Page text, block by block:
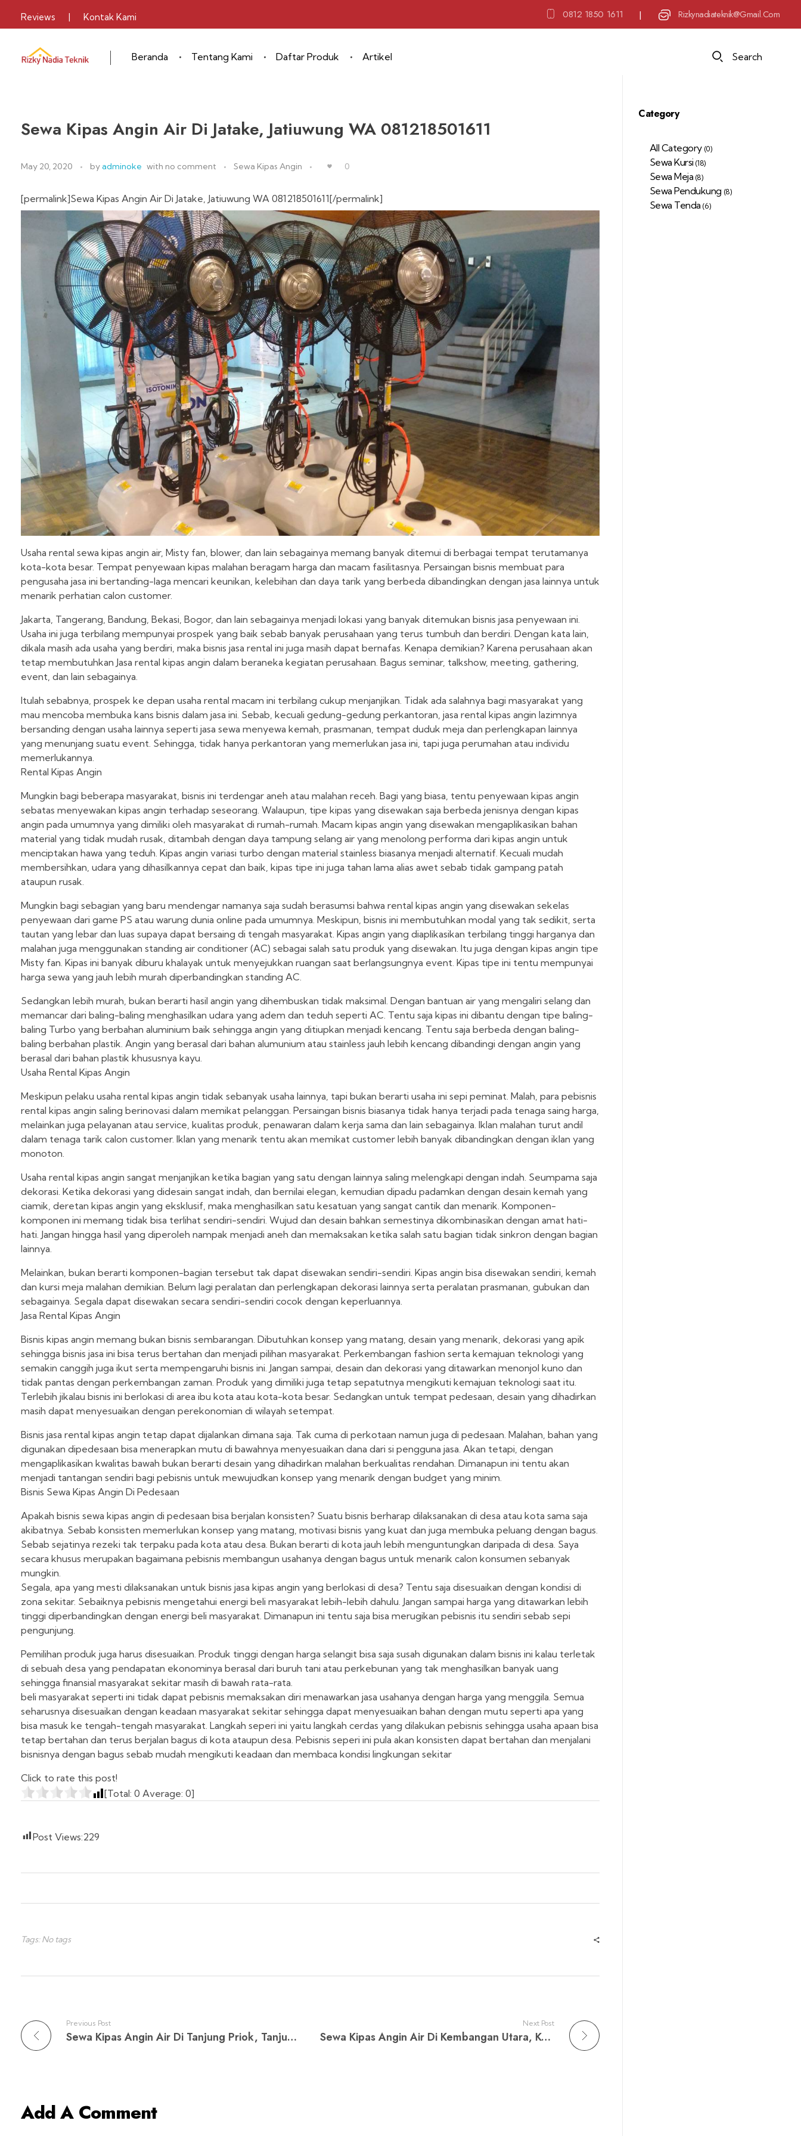
Reviews | Kontak Kami 0812 1850 1611 | Rizkynadiateknik@gmail.com
Beranda Tentang Kami Daftar Produk Artikel Search
Sewa Kipas Angin Air Di Jatake, Jatiuwung WA 081218501611
May 20, 2020 byadminoke with no comment Sewa Kipas Angin 0
[permalink]Sewa Kipas Angin Air Di Jatake, Jatiuwung WA 081218501611[/permalink]
Usaha rental sewa kipas angin air, Misty fan, blower, dan lain sebagainya memang banyak ditemui di berbagai tempat terutamanya
kota-kota besar. Tempat penyewaan kipas malahan beragam harga dan macam fasilitasnya. Persaingan bisnis membuat para
pengusaha jasa ini bertanding-laga mencari keunikan, kelebihan dan daya tarik yang berbeda dibandingkan dengan jasa lainnya untuk
menarik perhatian calon customer.
Jakarta, Tangerang, Bandung, Bekasi, Bogor, dan lain sebagainya menjadi lokasi yang banyak ditemukan bisnis jasa penyewaan ini.
Usaha ini juga terbilang mempunyai prospek yang baik sebab banyak perusahaan yang terus tumbuh dan berdiri. Dengan kata lain,
dikala masih ada usaha yang berdiri, maka bisnis jasa rental ini juga masih dapat bernafas. Kenapa demikian? Karena perusahaan akan
tetap membutuhkan Jasa rental kipas angin dalam beraneka kegiatan perusahaan. Bagus seminar, talkshow, meeting, gathering,
event, dan lain sebagainya.
Itulah sebabnya, prospek ke depan usaha rental macam ini terbilang cukup menjanjikan. Tidak ada salahnya bagi masyarakat yang
mau mencoba membuka kans bisnis dalam jasa ini. Sebab, kecuali gedung-gedung perkantoran, jasa rental kipas angin lazimnya
bersanding dengan usaha lainnya seperti jasa sewa menyewa kemah, prasmanan, tempat duduk meja dan perlengkapan lainnya
yang menunjang suatu event. Sehingga, tidak hanya perkantoran yang memerlukan jasa ini, tapi juga perumahan atau individu
memerlukannya.
Rental Kipas Angin
Mungkin bagi beberapa masyarakat, bisnis ini terdengar aneh atau malahan receh. Bagi yang biasa, tentu penyewaan kipas angin
sebatas menyewakan kipas angin terhadap seseorang. Walaupun, tipe kipas yang disewakan saja berbeda jenisnya dengan kipas
angin pada umumnya yang dimiliki oleh masyarakat di rumah-rumah. Macam kipas angin yang disewakan mengaplikasikan bahan
material yang tidak mudah rusak, ditambah dengan daya tampung selang air yang menolong performa dari kipas angin untuk
menciptakan hawa yang teduh. Kipas angin variasi turbo dengan material stainless biasanya menjadi alternatif. Kecuali mudah
membersihkan, udara yang dihasilkannya cepat dan baik, kipas tipe ini juga tahan lama alias awet sebab tidak gampang patah
ataupun rusak.
Mungkin bagi sebagian yang baru mendengar namanya saja sudah berasumsi bahwa rental kipas angin yang disewakan sekelas
penyewaan dari game PS atau warung dunia online pada umumnya. Meskipun, bisnis ini membutuhkan modal yang tak sedikit, serta
tautan yang lebar dan luas supaya dapat bersaing di tengah masyarakat. Kipas angin yang diaplikasikan terbilang tinggi harganya dan
malahan juga menggunakan standing air conditioner (AC) sebagai salah satu produk yang disewakan. Itu juga dengan kipas angin tipe
Misty fan. Kipas ini banyak diburu khalayak untuk menyejukkan ruangan saat berlangsungnya event. Kipas tipe ini tentu mempunyai
harga sewa yang jauh lebih murah diperbandingkan standing AC.
Sedangkan lebih murah, bukan berarti hasil angin yang dihembuskan tidak maksimal. Dengan bantuan air yang mengaliri selang dan
memancar dari baling-baling menghasilkan udara yang adem dan teduh seperti AC. Tentu saja kipas ini dibantu dengan tipe baling-
baling Turbo yang berbahan aluminium baik sehingga angin yang ditiupkan menjadi kencang. Tentu saja berbeda dengan baling-
baling berbahan plastik. Angin yang berasal dari bahan alumunium atau stainless jauh lebih kencang dibandingi dengan angin yang
berasal dari bahan plastik khususnya kayu.
Usaha Rental Kipas Angin
Meskipun pelaku usaha rental kipas angin tidak sebanyak usaha lainnya, tapi bukan berarti usaha ini sepi peminat. Malah, para pebisnis
rental kipas angin saling berinovasi dalam memikat pelanggan. Persaingan bisnis biasanya tidak hanya terjadi pada tenaga saing harga,
melainkan juga pelayanan atau service, kualitas produk, penawaran dalam kerja sama dan lain sebagainya. Iklan malahan turut andil
dalam tenaga tarik calon customer. Iklan yang menarik tentu akan memikat customer lebih banyak dibandingkan dengan iklan yang
monoton.
Usaha rental kipas angin sangat menjanjikan ketika bagian yang satu dengan lainnya saling melengkapi dengan indah. Seumpama saja
dekorasi. Ketika dekorasi yang didesain sangat indah, dan bernilai elegan, kemudian dipadu padamkan dengan desain kemah yang
ciamik, deretan kipas angin yang eksklusif, maka menghasilkan satu kesatuan yang sangat cantik dan menarik. Komponen-
komponen ini memang tidak bisa terlihat sendiri-sendiri. Wujud dan desain bahkan semestinya dikombinasikan dengan amat hati-
hati. Jangan hingga hasil yang diperoleh nampak menjadi aneh dan memaksakan ketika salah satu bagian tidak sinkron dengan bagian
lainnya.
Melainkan, bukan berarti komponen-bagian tersebut tak dapat disewakan sendiri-sendiri. Kipas angin bisa disewakan sendiri, kemah
dan kursi meja malahan demikian. Belum lagi peralatan dan perlengkapan dekorasi lainnya serta peralatan prasmanan, gubukan dan
sebagainya. Segala dapat disewakan secara sendiri-sendiri cocok dengan keperluannya.
Jasa Rental Kipas Angin
Bisnis kipas angin memang bukan bisnis sembarangan. Dibutuhkan konsep yang matang, desain yang menarik, dekorasi yang apik
sehingga bisnis jasa ini bisa terus bertahan dan menjadi pilihan masyarakat. Perkembangan fashion serta kemajuan teknologi yang
semakin canggih juga ikut serta mempengaruhi bisnis ini. Jangan sampai, desain dan dekorasi yang ditawarkan menonjol kuno dan
tidak pantas dengan perkembangan zaman. Produk yang dimiliki juga tetap sepatutnya mengikuti kemajuan teknologi saat itu.
Terlebih jikalau bisnis ini berlokasi di area ibu kota atau kota-kota besar. Sedangkan untuk tempat pedesaan, desain yang dihadirkan
masih dapat menyesuaikan dengan perekonomian di wilayah setempat.
Bisnis jasa rental kipas angin tetap dapat dijalankan dimana saja. Tak cuma di perkotaan namun juga di pedesaan. Malahan, bahan yang
digunakan dipedesaan bisa menerapkan mutu di bawahnya menyesuaikan dana dari si pengguna jasa. Akan tetapi, dengan
mengaplikasikan kwalitas bawah bukan berarti desain yang dihadirkan malahan berkualitas rendahan. Dimanapun ini tentu akan
menjadi tantangan sendiri bagi pebisnis untuk mewujudkan konsep yang menarik dengan budget yang minim.
Bisnis Sewa Kipas Angin Di Pedesaan
Apakah bisnis sewa kipas angin di pedesaan bisa berjalan konsisten? Suatu bisnis berharap dilaksanakan di desa atau kota sama saja
akibatnya. Sebab konsisten memerlukan konsep yang matang, motivasi bisnis yang kuat dan juga membuka peluang dengan bagus.
Sebab sejatinya rezeki tak terpaku pada kota atau desa. Bukan berarti di kota jauh lebih menguntungkan daripada di desa. Saya
secara khusus merupakan bagaimana pebisnis membangun usahanya dengan bagus untuk menarik calon konsumen sebanyak
mungkin.
Segala, apa yang mesti dilaksanakan untuk bisnis jasa kipas angin yang berlokasi di desa? Tentu saja disesuaikan dengan kondisi di
zona sekitar. Sebaiknya pebisnis mengetahui energi beli masyarakat lebih-lebih dahulu. Jangan sampai harga yang ditawarkan lebih
tinggi diperbandingkan dengan energi beli masyarakat. Dimanapun ini tentu saja bisa merugikan pebisnis itu sendiri sebab sepi
pengunjung.
Pemilihan produk juga harus disesuaikan. Produk tinggi dengan harga selangit bisa saja susah digunakan dalam bisnis ini kalau terletak
di sebuah desa yang pendapatan ekonominya berasal dari buruh tani atau perkebunan yang tak menghasilkan banyak uang
sehingga finansial masyarakat sekitar masih di bawah rata-rata.
beli masyarakat seperti ini tidak dapat pebisnis memaksakan diri menawarkan jasa usahanya dengan harga yang menggila. Semua
seharusnya disesuaikan dengan keadaan masyarakat sekitar sehingga dapat menyesuaikan bahan dengan mutu seperti apa yang
bisa masuk ke tengah-tengah masyarakat. Langkah seperi ini yaitu langkah cerdas yang dilakukan pebisnis sehingga usaha apaan bisa
tetap bertahan dan terus berjalan bagus di kota ataupun desa. Pebisnis seperi ini pula akan konsisten dapat bertahan dan menjalani
bisnisnya dengan bagus sebab mudah mengikuti keadaan dan membaca kondisi lingkungan sekitar
Click to rate this post!
[Total: 0 Average: 0]
Post Views:229
Tags: No tags
Previous Post
Sewa Kipas Angin Air Di Tanjung Priok, Tanjung Priok JJakarta Utara WA 081218501611
Next Post
Sewa Kipas Angin Air Di Kembangan Utara, Kembangan WA 081218501611
Add A Comment
Category
All Category (0)
Sewa Kursi (18)
Sewa Meja (8)
Sewa Pendukung (8)
Sewa Tenda (6)